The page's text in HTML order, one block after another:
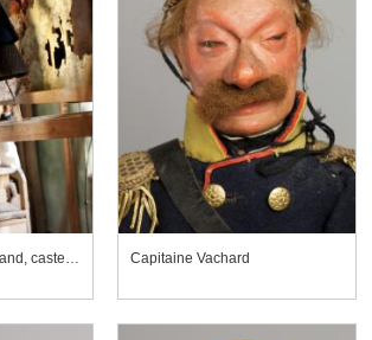
Maison de George Sand, castelet vu des coulisses Capitaine Vachard